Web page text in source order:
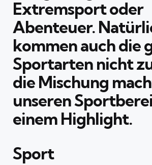
Sport
Extremsport oder
Abenteuer.
kommen auch die
Sportarten nicht
die Mischung
unseren
einem Highlight.